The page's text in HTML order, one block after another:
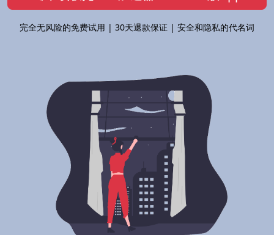
完全无风险的免费试用 | 30天退款保证 | 安全和隐私的代名词